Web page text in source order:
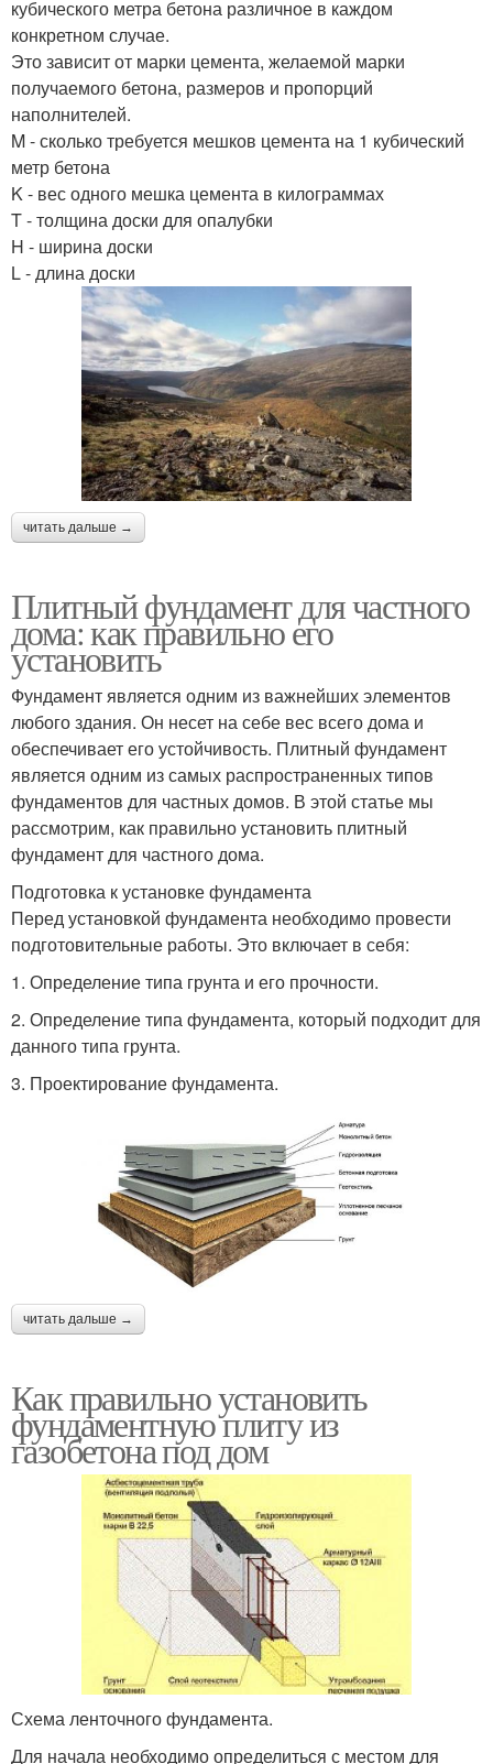
кубического метра бетона различное в каждом
конкретном случае.
Это зависит от марки цемента, желаемой марки
получаемого бетона, размеров и пропорций
наполнителей.
M - сколько требуется мешков цемента на 1 кубический
метр бетона
K - вес одного мешка цемента в килограммах
T - толщина доски для опалубки
H - ширина доски
L - длина доски
читать дальше →
Плитный фундамент для частного
дома: как правильно его
установить
Фундамент является одним из важнейших элементов
любого здания. Он несет на себе вес всего дома и
обеспечивает его устойчивость. Плитный фундамент
является одним из самых распространенных типов
фундаментов для частных домов. В этой статье мы
рассмотрим, как правильно установить плитный
фундамент для частного дома.
Подготовка к установке фундамента
Перед установкой фундамента необходимо провести
подготовительные работы. Это включает в себя:
1. Определение типа грунта и его прочности.
2. Определение типа фундамента, который подходит для
данного типа грунта.
3. Проектирование фундамента.
читать дальше →
Как правильно установить
фундаментную плиту из
газобетона под дом
Схема ленточного фундамента.
Для начала необходимо определиться с местом для